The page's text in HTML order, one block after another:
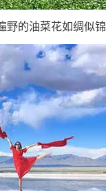
油菜花如绸似锦